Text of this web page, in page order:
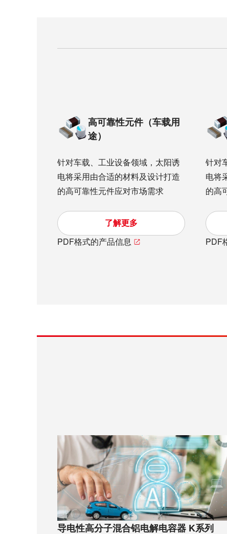
高可靠性元件（车载用
途）
针对车载、工业设备领域，太阳诱
电将采用由合适的材料及设计打造
的高可靠性元件应对市场需求
了解更多
PDF格式的产品信息
针对
电将
的高
PDF
导电性高分子混合铝电解电容器 K系列